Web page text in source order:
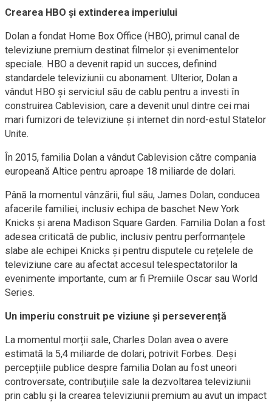
Crearea HBO și extinderea imperiului
Dolan a fondat Home Box Office (HBO), primul canal de
televiziune premium destinat filmelor și evenimentelor
speciale. HBO a devenit rapid un succes, definind
standardele televiziunii cu abonament. Ulterior, Dolan a
vândut HBO și serviciul său de cablu pentru a investi în
construirea Cablevision, care a devenit unul dintre cei mai
mari furnizori de televiziune și internet din nord-estul Statelor
Unite.
În 2015, familia Dolan a vândut Cablevision către compania
europeană Altice pentru aproape 18 miliarde de dolari.
Până la momentul vânzării, fiul său, James Dolan, conducea
afacerile familiei, inclusiv echipa de baschet New York
Knicks și arena Madison Square Garden. Familia Dolan a fost
adesea criticată de public, inclusiv pentru performanțele
slabe ale echipei Knicks și pentru disputele cu rețelele de
televiziune care au afectat accesul telespectatorilor la
evenimente importante, cum ar fi Premiile Oscar sau World
Series.
Un imperiu construit pe viziune și perseverență
La momentul morții sale, Charles Dolan avea o avere
estimată la 5,4 miliarde de dolari, potrivit Forbes. Deși
percepțiile publice despre familia Dolan au fost uneori
controversate, contribuțiile sale la dezvoltarea televiziunii
prin cablu și la crearea televiziunii premium au avut un impact